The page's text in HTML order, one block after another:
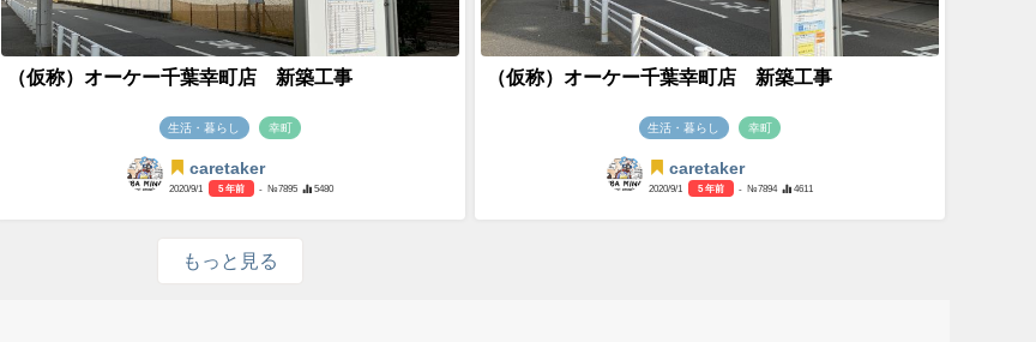
（仮称）オーケー千葉幸町店 新築工事
生活・暮らし 幸町
caretaker
2020/9/1 5 年前 - №7895 5480
（仮称）オーケー千葉幸町店 新築工事
生活・暮らし 幸町
caretaker
2020/9/1 5 年前 - №7894 4611
もっと見る